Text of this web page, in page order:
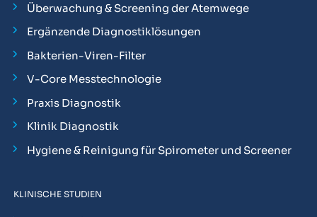
Überwachung & Screening der Atemwege
Ergänzende Diagnostiklösungen
Bakterien-Viren-Filter
V-Core Messtechnologie
Praxis Diagnostik
Klinik Diagnostik
Hygiene & Reinigung für Spirometer und Screener
KLINISCHE STUDIEN